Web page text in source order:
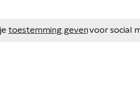
toestemming gevenvoor social